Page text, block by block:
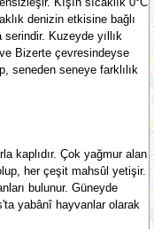
denizin etkisine bağlı
Kuzeyde yıllık
Bizerte çevresindeyse
seneden seneye farklılık
kaplıdır. Çok yağmur alan
her çeşit mahsûl yetişir.
bulunur. Güneyde
yabânî hayvanlar olarak